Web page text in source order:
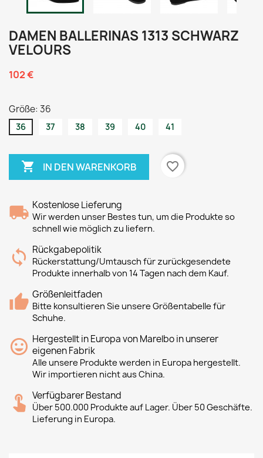
DAMEN BALLERINAS 1313 SCHWARZ
VELOURS
102 €
Größe: 36
36 37 38 39 40 41
 IN DEN WARENKORB favorite_border
Kostenlose Lieferung
Wir werden unser Bestes tun, um die Produkte so
schnell wie möglich zu liefern.
Rückgabepolitik
Rückerstattung/Umtausch für zurückgesendete
Produkte innerhalb von 14 Tagen nach dem Kauf.
Größenleitfaden
Bitte konsultieren Sie unsere Größentabelle für
Schuhe.
Hergestellt in Europa von Marelbo in unserer
eigenen Fabrik
Alle unsere Produkte werden in Europa hergestellt.
Wir importieren nicht aus China.
Verfügbarer Bestand
Über 500.000 Produkte auf Lager. Über 50 Geschäfte.
Lieferung in Europa.